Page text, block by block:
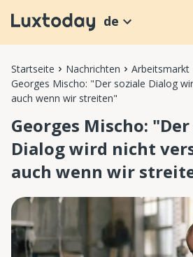
de
Startseite Nachrichten
Arbeitsmarkt
Georges Mischo: "Der soziale Dialog
auch wenn wir streiten"
Georges Mischo:
Dialog wird nicht
auch wenn wir